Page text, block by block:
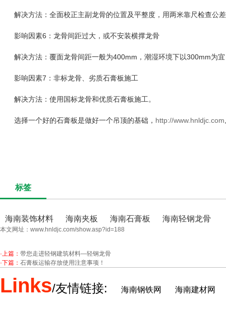
解决方法：全面校正主副龙骨的位置及平整度，用两米靠尺检查公
影响因素6：龙骨间距过大，或不安装横撑龙骨
解决方法：覆面龙骨间距一般为400mm，潮湿环境下以300mm为宜
影响因素7：非标龙骨、劣质石膏板施工
解决方法：使用国标龙骨和优质石膏板施工。
选择一个好的石膏板是做好一个吊顶的基础， http://www.hnldjc.com
标签
海南装饰材料 海南夹板 海南石膏板 海南轻钢龙骨
本文网址： www.hnldjc.com/show.asp?id=188
·上篇： 带您走进轻钢建筑材料—轻钢龙骨
·下篇： 石膏板运输存放使用注意事项！
Links/友情链接: 海南钢铁网 海南建材网